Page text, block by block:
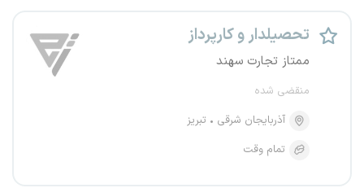
تحصیلدار و کارپرداز
ممتاز تجارت سهند
منقضی شده
آذربایجان شرقی
تبریز
تمام وقت